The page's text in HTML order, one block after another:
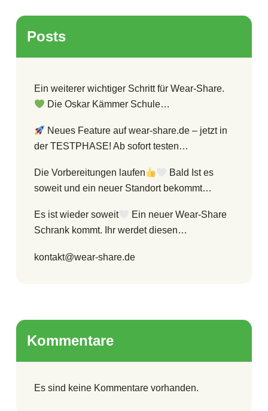
Posts
Ein weiterer wichtiger Schritt für Wear-Share.
Die Oskar Kämmer Schule…
Neues Feature auf wear-share.de – jetzt in
der TESTPHASE! Ab sofort testen…
Die Vorbereitungen laufen
Bald Ist es
soweit und ein neuer Standort bekommt…
Es ist wieder soweit
Ein neuer Wear-Share
Schrank kommt. Ihr werdet diesen…
kontakt@wear-share.de
Kommentare
Es sind keine Kommentare vorhanden.